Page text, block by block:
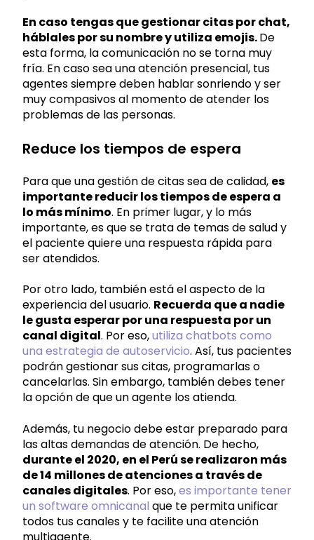
En caso tengas que gestionar citas por chat,
háblales por su nombre y utiliza emojis.De
esta forma, la comunicación no se torna muy
fría. En caso sea una atención presencial, tus
agentes siempre deben hablar sonriendo y ser
muy compasivos al momento de atender los
problemas de las personas.
Reduce los tiempos de espera
Para que una gestión de citas sea de calidad, es
importante reducir los tiempos de espera a
lo más mínimo. En primer lugar, y lo más
importante, es que se trata de temas de salud y
el paciente quiere una respuesta rápida para
ser atendidos.
Por otro lado, también está el aspecto de la
experiencia del usuario. Recuerda que a nadie
le gusta esperar por una respuesta por un
canal digital. Por eso,utiliza chatbots como
una estrategia de autoservicio. Así, tus pacientes
podrán gestionar sus citas, programarlas o
cancelarlas. Sin embargo, también debes tener
la opción de que un agente los atienda.
Además, tu negocio debe estar preparado para
las altas demandas de atención. De hecho,
durante el 2020, en el Perú se realizaron más
de 14 millones de atenciones a través de
canales digitales. Por eso,es importante tener
un software omnicanal que te permita unificar
todos tus canales y te facilite una atención
multiagente.